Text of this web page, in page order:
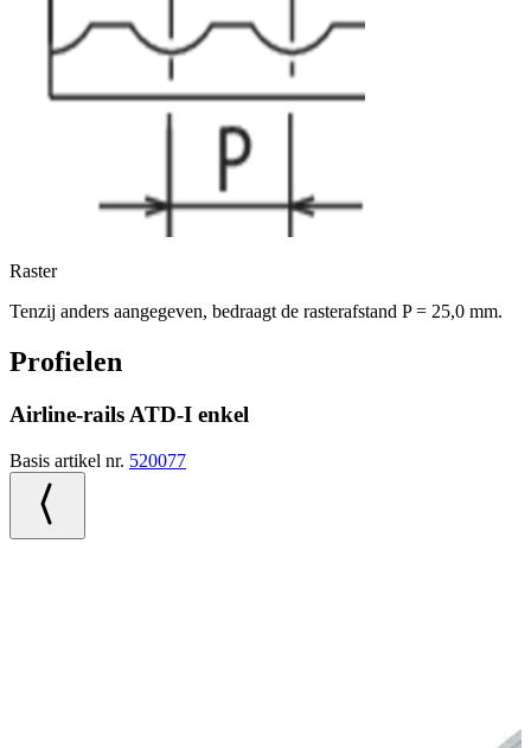
Raster
Tenzij anders aangegeven, bedraagt de rasterafstand P = 25,0 mm.
Profielen
Airline-rails ATD-I enkel
Basis artikel nr. 520077